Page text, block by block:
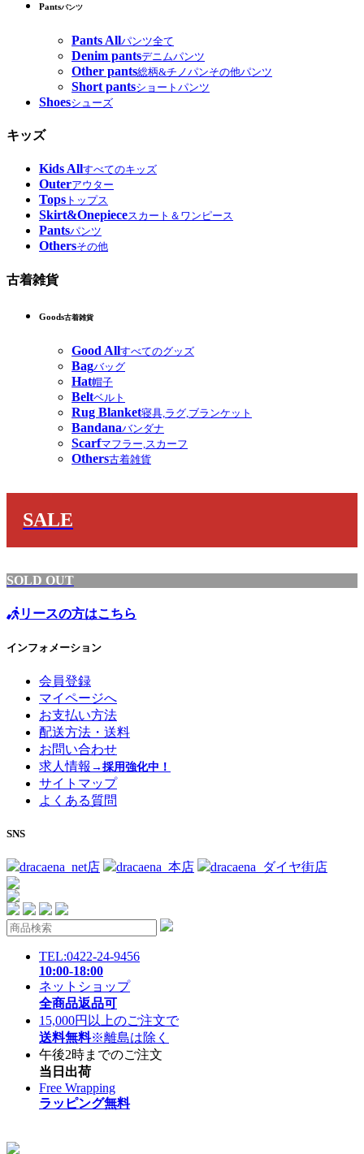
Pantsパンツ
Pants Allパンツ全て
Denim pantsデニムパンツ
Other pants総柄&チノパンその他パンツ
Short pantsショートパンツ
Shoesシューズ
キッズ
Kids Allすべてのキッズ
Outerアウター
Tops トップス
Skirt&Onepieceスカート＆ワンピース
Pantsパンツ
Othersその他
古着雑貨
Goods古着雑貨
Good Allすべてのグッズ
Bagバッグ
Hat帽子
Beltベルト
Rug Blanket寝具,ラグ,ブランケット
Bandanaバンダナ
Scarfマフラー,スカーフ
Others古着雑貨
SALE
SOLD OUT
リースの方はこちら
インフォメーション
会員登録
マイページへ
お支払い方法
配送方法・送料
お問い合わせ
求人情報 →採用強化中！
サイトマップ
よくある質問
SNS
dracaena_net店 dracaena_本店 dracaena_ダイヤ街店
TEL:0422-24-9456
10:00-18:00
ネットショップ
全商品返品可
15,000円以上のご注文で
送料無料※離島は除く
午後2時までのご注文
当日出荷
Free Wrapping
ラッピング無料